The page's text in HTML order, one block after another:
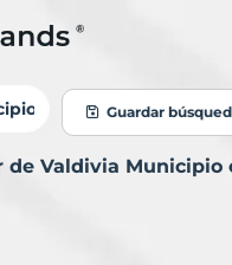
Guardar
de Valdivia Municipio